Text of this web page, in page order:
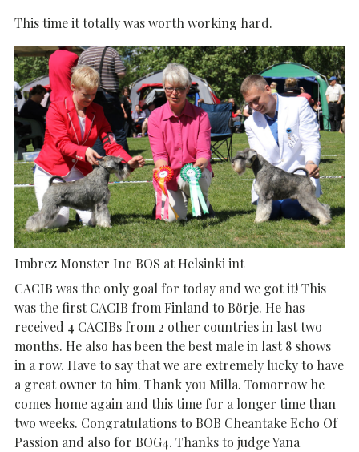
This time it totally was worth working hard.
Imbrez Monster Inc BOS at Helsinki int
CACIB was the only goal for today and we got it! This
was the first CACIB from Finland to Börje. He has
received 4 CACIBs from 2 other countries in last two
months. He also has been the best male in last 8 shows
in a row. Have to say that we are extremely lucky to have
a great owner to him. Thank you Milla. Tomorrow he
comes home again and this time for a longer time than
two weeks. Congratulations to BOB Cheantake Echo Of
Passion and also for BOG4. Thanks to judge Yana